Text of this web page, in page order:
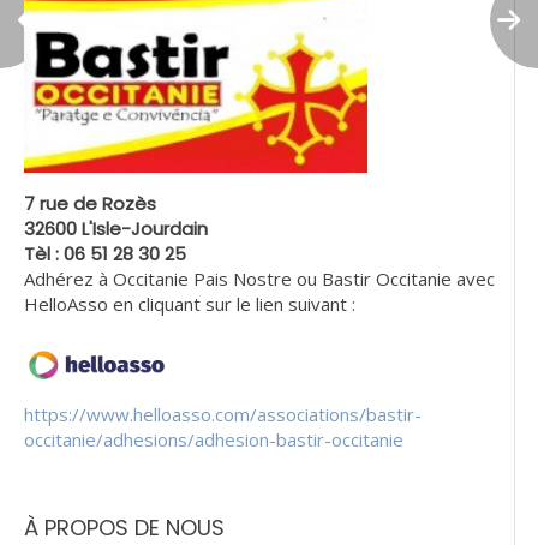
7 rue de Rozès
32600 L'Isle-Jourdain
Tèl : 06 51 28 30 25
Adhérez à Occitanie Pais Nostre ou Bastir Occitanie avec
HelloAsso en cliquant sur le lien suivant :
https://www.helloasso.com/associations/bastir-
occitanie/adhesions/adhesion-bastir-occitanie
À PROPOS DE NOUS